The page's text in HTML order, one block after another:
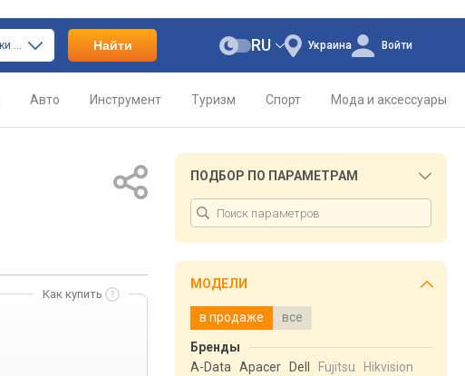
только жесткие диски (hdd) Найти Украина
RU Войти
Авто Инструмент Туризм Спорт Мода и аксессуары
Как купить
ПОДБОР ПО ПАРАМЕТРАМ
МОДЕЛИ
в продаже все
Бренды
A-Data
Apacer Dell Fujitsu
Hikvision